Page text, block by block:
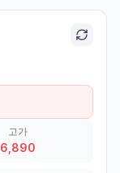
고가
6,890